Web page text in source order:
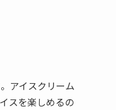
アイスクリーム
スを楽しめるの